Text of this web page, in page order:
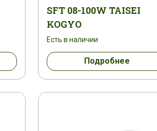
SFT 08-100W TAISEI
KOGYO
Есть в наличии
Подробнее